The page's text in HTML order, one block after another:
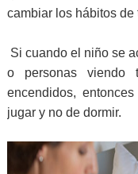
cambiar los hábitos de
Si cuando el niño se
o personas viendo
encendidos,
jugar y no de dormir.